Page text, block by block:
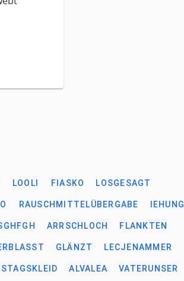
LOOLI FIASKO LOSGESAGT
RAUSCHMITTELÜBERGABE IEHUNG
ARRSCHLOCH FLANKTEN
GLÄNZT LECJENAMMER
ALVALEA VATERUNSER